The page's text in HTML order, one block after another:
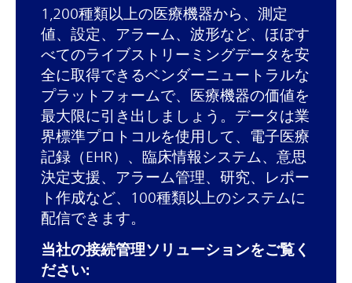
1,200種類以上の医療機器から、測定
値、設定、アラーム、波形など、ほぼす
べてのライブストリーミングデータを安
全に取得できるベンダーニュートラルな
プラットフォームで、医療機器の価値を
最大限に引き出しましょう。データは業
界標準プロトコルを使用して、電子医療
記録（EHR）、臨床情報システム、意思
決定支援、アラーム管理、研究、レポー
ト作成など、100種類以上のシステムに
配信できます。
当社の接続管理ソリューションをご覧く
ださい: